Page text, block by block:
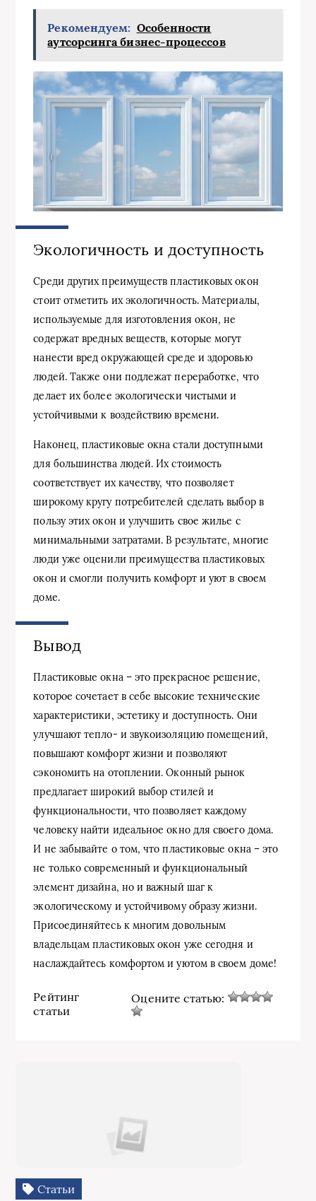
Рекомендуем: Особенности
аутсорсинга бизнес-процессов
Экологичность и доступность
Среди других преимуществ пластиковых окон
стоит отметить их экологичность. Материалы,
используемые для изготовления окон, не
содержат вредных веществ, которые могут
нанести вред окружающей среде и здоровью
людей. Также они подлежат переработке, что
делает их более экологически чистыми и
устойчивыми к воздействию времени.
Наконец, пластиковые окна стали доступными
для большинства людей. Их стоимость
соответствует их качеству, что позволяет
широкому кругу потребителей сделать выбор в
пользу этих окон и улучшить свое жилье с
минимальными затратами. В результате, многие
люди уже оценили преимущества пластиковых
окон и смогли получить комфорт и уют в своем
доме.
Вывод
Пластиковые окна – это прекрасное решение,
которое сочетает в себе высокие технические
характеристики, эстетику и доступность. Они
улучшают тепло- и звукоизоляцию помещений,
повышают комфорт жизни и позволяют
сэкономить на отоплении. Оконный рынок
предлагает широкий выбор стилей и
функциональности, что позволяет каждому
человеку найти идеальное окно для своего дома.
И не забывайте о том, что пластиковые окна – это
не только современный и функциональный
элемент дизайна, но и важный шаг к
экологическому и устойчивому образу жизни.
Присоединяйтесь к многим довольным
владельцам пластиковых окон уже сегодня и
наслаждайтесь комфортом и уютом в своем доме!
Рейтинг
статьи
Оцените статью:
Статьи